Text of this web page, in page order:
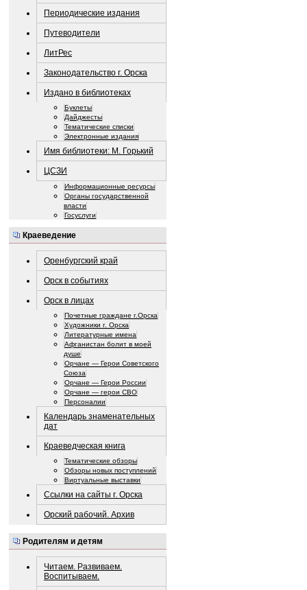
Периодические издания
Путеводители
ЛитРес
Законодательство г. Орска
Издано в библиотеках
Буклеты
Дайджесты
Тематические списки
Электронные издания
Имя библиотеки: М. Горький
ЦСЗИ
Информационные ресурсы
Органы государственной
власти
Госуслуги
Краеведение
Оренбургский край
Орск в событиях
Орск в лицах
Почетные граждане г.Орска
Художники г. Орска
Литературные имена
Афганистан болит в моей
душе
Орчане — Герои Советского
Союза
Орчане — Герои России
Орчане — герои СВО
Персоналии
Календарь знаменательных
дат
Краеведческая книга
Тематические обзоры
Обзоры новых поступлений
Виртуальные выставки
Ссылки на сайты г. Орска
Орский рабочий. Архив
Родителям и детям
Читаем. Развиваем.
Воспитываем.